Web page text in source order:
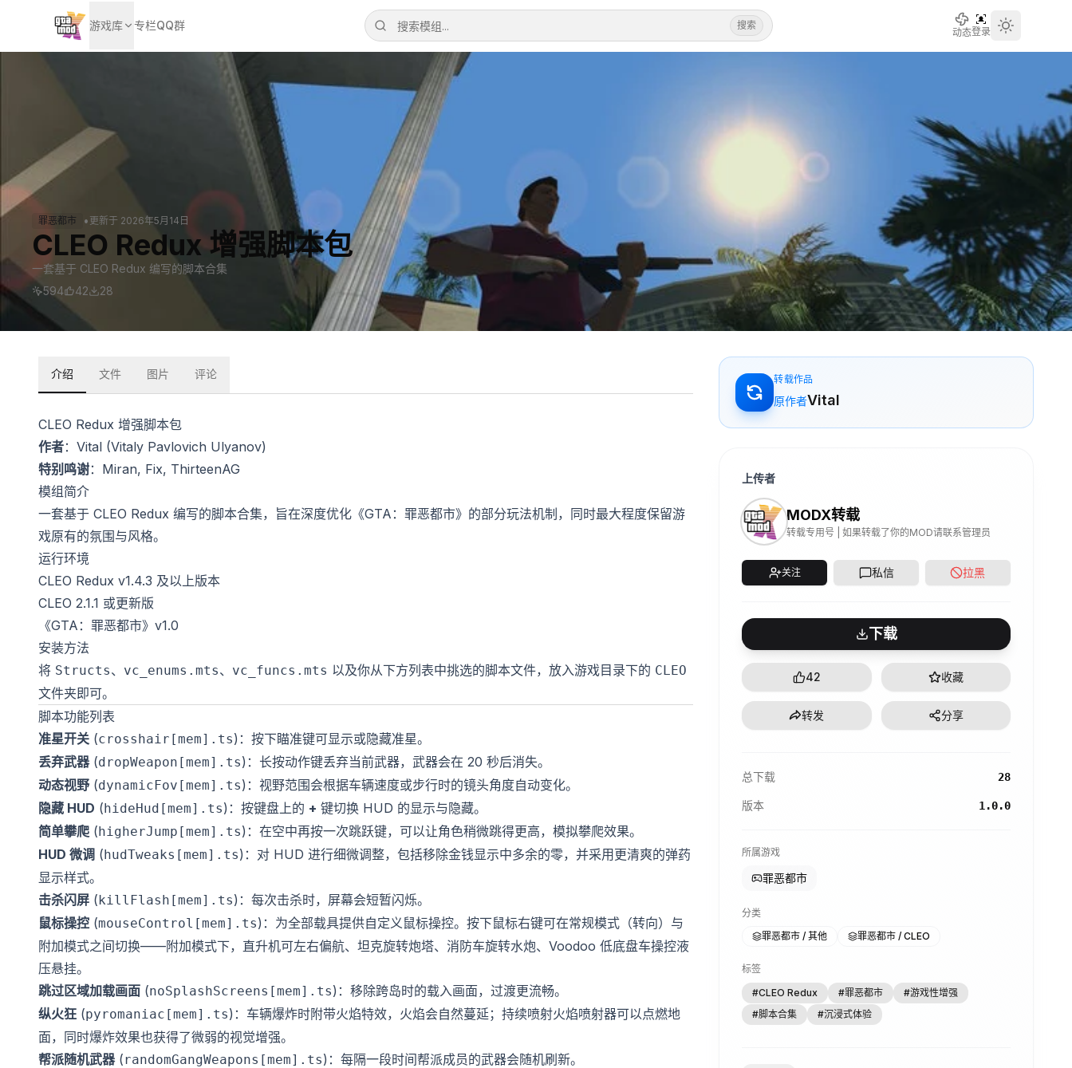
游戏库 专栏QQ群 搜索
动态登录
罪恶都市 • 更新于 2026年5月14日
CLEO Redux 增强脚本包
一套基于 CLEO Redux 编写的脚本合集
594
42 28
介绍 文件 图片 评论
CLEO Redux 增强脚本包
作者：Vital (Vitaly Pavlovich Ulyanov)
特别鸣谢：Miran, Fix, ThirteenAG
模组简介
一套基于 CLEO Redux 编写的脚本合集，旨在深度优化《GTA：罪恶都市》的部分玩法机制，同时最大程度保留游
戏原有的氛围与风格。
运行环境
CLEO Redux v1.4.3 及以上版本
CLEO 2.1.1 或更新版
《GTA：罪恶都市》v1.0
安装方法
将 Structs、 vc_enums.mts、 vc_funcs.mts 以及你从下方列表中挑选的脚本文件，放入游戏目录下的 CLEO
文件夹即可。
脚本功能列表
准星开关 (crosshair[mem].ts)：按下瞄准键可显示或隐藏准星。
丢弃武器(dropWeapon[mem].ts)：长按动作键丢弃当前武器，武器会在 20 秒后消失。
动态视野 (dynamicFov[mem].ts)：视野范围会根据车辆速度或步行时的镜头角度自动变化。
隐藏 HUD (hideHud[mem].ts)：按键盘上的 + 键切换 HUD 的显示与隐藏。
简单攀爬 (higherJump[mem].ts)：在空中再按一次跳跃键，可以让角色稍微跳得更高，模拟攀爬效果。
HUD 微调 (hudTweaks[mem].ts)：对 HUD 进行细微调整，包括移除金钱显示中多余的零，并采用更清爽的弹药
显示样式。
击杀闪屏 (killFlash[mem].ts)：每次击杀时，屏幕会短暂闪烁。
鼠标操控 (mouseControl[mem].ts)：为全部载具提供自定义鼠标操控。按下鼠标右键可在常规模式（转向）与
附加模式之间切换——附加模式下，直升机可左右偏航、坦克旋转炮塔、消防车旋转水炮、Voodoo 低底盘车操控液
压悬挂。
跳过区域加载画面 (noSplashScreens[mem].ts)：移除跨岛时的载入画面，过渡更流畅。
纵火狂 (pyromaniac[mem].ts)：车辆爆炸时附带火焰特效，火焰会自然蔓延；持续喷射火焰喷射器可以点燃地
面，同时爆炸效果也获得了微弱的视觉增强。
帮派随机武器(randomGangWeapons[mem].ts)：每隔一段时间帮派成员的武器会随机刷新。
转载作品
原作者Vital
上传者
MODX转载
转载专用号 | 如果转载了你的MOD请联系管理员
关注 私信 拉黑
下载
42 收藏
转发 分享
总下载 28
版本 1.0.0
所属游戏
罪恶都市
分类
罪恶都市 / 其他
罪恶都市 / CLEO
标签
#CLEO Redux #罪恶都市 #游戏性增强
#脚本合集 #沉浸式体验